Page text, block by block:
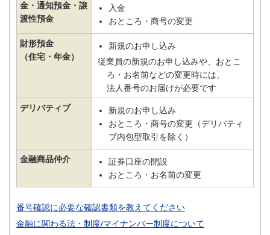
金・通知預金・譲
渡性預金
入金
おところ・商号の変更
財形預金
（住宅・年金）
新規のお申し込み
従業員の新規のお申し込みや、おとこ
ろ・お名前などの変更時には、
法人番号のお届けが必要です
デリバティブ
新規のお申し込み
おところ・商号の変更（デリバティ
ブ内包型取引を除く）
金融商品仲介
証券口座の開設
おところ・お名前の変更
番号確認に必要な確認書類を教えてください
金融に関わる法・制度/マイナンバー制度について